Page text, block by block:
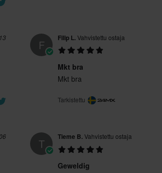
F Filip L.Vahvistettu ostaja
Mkt bra
Mkt bra
Tarkistettu
T Tieme B.Vahvistettu ostaja
Geweldig